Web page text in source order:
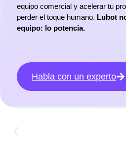
equipo comercial y acelerar tu
perder el toque humano. Lubot
equipo: lo potencia.
Habla con un experto